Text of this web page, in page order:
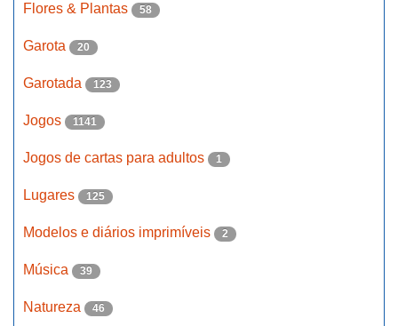
Flores & Plantas 58
Garota 20
Garotada 123
Jogos 1141
Jogos de cartas para adultos 1
Lugares 125
Modelos e diários imprimíveis 2
Música 39
Natureza 46